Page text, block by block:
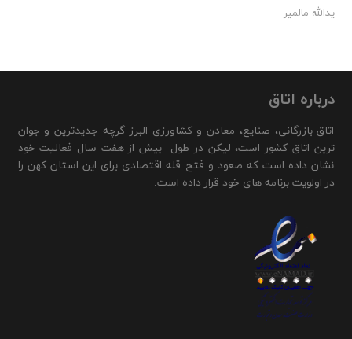
یدالله مالمیر
درباره اتاق
اتاق بازرگانی، صنایع، معادن و کشاورزی البرز گرچه جدیدترین و جوان
ترین اتاق کشور است، لیکن در طول بیش از هفت سال فعالیت خود
نشان داده است که صعود و فتح قله اقتصادی برای این استان کهن را
در اولویت برنامه های خود قرار داده است.